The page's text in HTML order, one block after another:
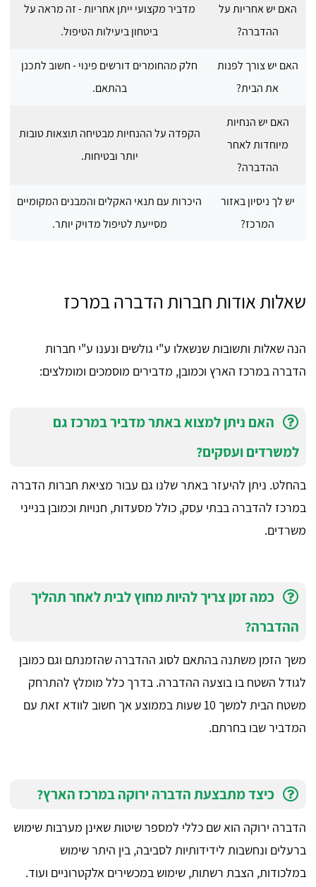
האם יש אחריות על
ההדברה?
מדביר מקצועי ייתן אחריות - זה מראה על
ביטחון ביעילות הטיפול.
האם יש צורך לפנות
את הבית?
חלק מהחומרים דורשים פינוי - חשוב לתכנן
בהתאם.
האם יש הנחיות
מיוחדות לאחר
ההדברה?
הקפדה על ההנחיות מבטיחה תוצאות טובות
יותר ובטיחות.
יש לך ניסיון באזור
המרכז?
היכרות עם תנאי האקלים והמבנים המקומיים
מסייעת לטיפול מדויק יותר.
שאלות אודות חברות הדברה במרכז
הנה שאלות ותשובות שנשאלו ע"י גולשים ונענו ע"י חברות
הדברה במרכז הארץ וכמובן, מדבירים מוסמכים ומומלצים:
האם ניתן למצוא באתר מדביר במרכז גם
למשרדים ועסקים?
בהחלט. ניתן להיעזר באתר שלנו גם עבור מציאת חברות הדברה
במרכז להדברה בבתי עסק, כולל מסעדות, חנויות וכמובן בנייני
משרדים.
כמה זמן צריך להיות מחוץ לבית לאחר תהליך
ההדברה?
משך הזמן משתנה בהתאם לסוג ההדברה שהזמנתם וגם כמובן
לגודל השטח בו בוצעה ההדברה. בדרך כלל מומלץ להתרחק
משטח הבית למשך 10 שעות בממוצע אך חשוב לוודא זאת עם
המדביר שבו בחרתם.
כיצד מתבצעת הדברה ירוקה במרכז הארץ?
הדברה ירוקה הוא שם כללי למספר שיטות שאינן מערבות שימוש
ברעלים ונחשבות לידידותיות לסביבה, בין היתר שימוש
במלכודות, הצבת רשתות, שימוש במכשירים אלקטרוניים ועוד.